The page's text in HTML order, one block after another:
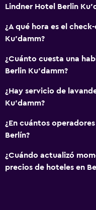
Lindner Hotel Berlin
¿A qué hora es el
Ku'damm?
¿Cuánto cuesta una
Berlin Ku'damm?
¿Hay servicio de
Ku'damm?
¿En cuántos
Berlín?
¿Cuándo actualizó
precios de hoteles en